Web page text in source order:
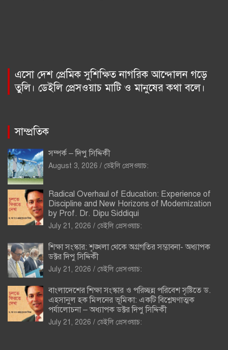
এসো দেশ প্রেমিক সুশিক্ষিত নাগরিক আন্দোলন গড়ে
তুলি। ডেইলি প্রেসওয়াচ মাটি ও মানুষের কথা বলে।
সাম্প্রতিক
সম্পর্ক – দিপু সিদ্দিকী
August 3, 2026 ডেইলি প্রেসওয়াচ:
Radical Overhaul of Education: Experience of
Discipline and New Horizons of Modernization
by Prof. Dr. Dipu Siddiqui
July 21, 2026 ডেইলি প্রেসওয়াচ:
শিক্ষা সংস্কার: শৃঙ্খলা থেকে অগ্রগতির সম্ভাবনা- অধ্যাপক
ডক্টর দিপু সিদ্দিকী
July 21, 2026 ডেইলি প্রেসওয়াচ:
বাংলাদেশের শিক্ষা সংস্কার ও পরিচ্ছন্ন পরিবেশ সৃষ্টিতে ড.
এহসানুল হক মিলনের ভূমিকা: একটি বিশ্লেষণাত্মক
পর্যালোচনা – অধ্যাপক ডক্টর দিপু সিদ্দিকী
July 21, 2026 ডেইলি প্রেসওয়াচ: